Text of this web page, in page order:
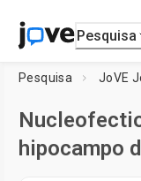
Pesquisa
Pesquisa JoVE
hipocampo